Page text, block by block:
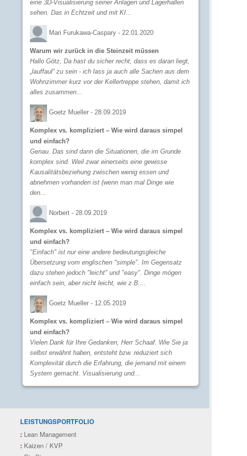
eine 3D-Visualisierung seiner Anlagen und Lagerhallen
sehen. Das in Echtzeit und mit KI...
Mari Furukawa-Caspary - 22.01.2020
Warum wir zurück in die Steinzeit müssen
Hallo Götz, Da hast du sicher recht, dass es daran liegt,
„lauffaul“ zu sein - ich lass ja auch alle Sachen aus dem
Wohnzimmer kurz vor der Kellertreppe stehen, damit ich
alles zusammen...
Goetz Mueller - 28.09.2019
Komplex vs. kompliziert – Wie wird daraus simpel
und einfach?
Genau. Das sind dann die Situationen, die im Grunde
komplex sind. Weil zwar einerseits eine gewisse
Kausalitätsbeziehung zwischen wenig essen und
abnehmen vorhanden ist (wenn man mal Dinge wie
den...
Norbert - 28.09.2019
Komplex vs. kompliziert – Wie wird daraus simpel
und einfach?
"Einfach" ist nur eine andere bedeutungsgleiche
Übersetzung vom englischen "simple". Im Gegensatz
dazu stehen jedoch "leicht" und "easy". Dinge mögen
einfach sein, aber nicht leicht, wie z.B....
Goetz Mueller - 12.05.2019
Komplex vs. kompliziert – Wie wird daraus simpel
und einfach?
Vielen Dank für Ihre Gedanken, Herr Schaaf. Wie Sie ja
selbst erwähnt haben, entsteht bzw. reduziert sich
Komplexität durch die Erfahrung, die jemand mit einem
System gemacht. Visualisierung und...
LEISTUNGSPORTFOLIO
:Lean Management
:Kaizen / KVP